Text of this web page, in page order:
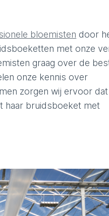
bloemisten door
met onze
graag over de
onze kennis over
zorgen wij ervoor
haar bruidsboeket met